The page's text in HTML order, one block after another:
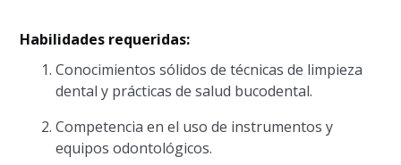
Habilidades requeridas:
Conocimientos sólidos de técnicas de limpieza
dental y prácticas de salud bucodental.
Competencia en el uso de instrumentos y
equipos odontológicos.